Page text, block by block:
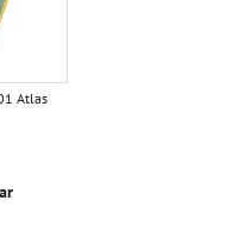
Atlas